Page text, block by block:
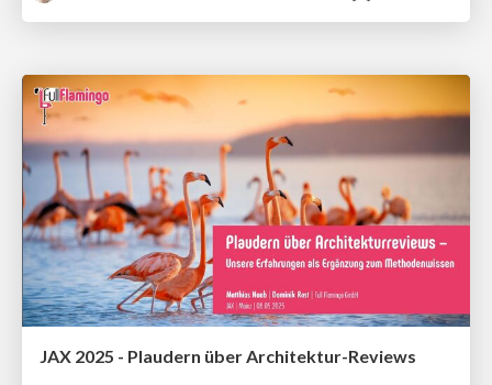
JAX 2025 - Plaudern über Architektur-Reviews